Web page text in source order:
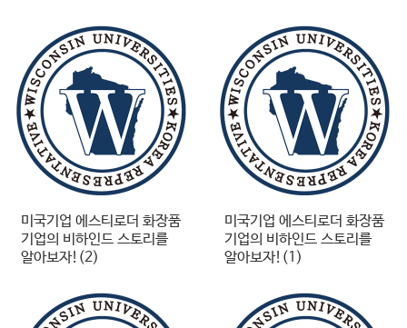
미국기업 에스티로더 화장품
기업의 비하인드 스토리를
알아보자!(2)
미국기업 에스티로더 화장품
기업의 비하인드 스토리를
알아보자!(1)